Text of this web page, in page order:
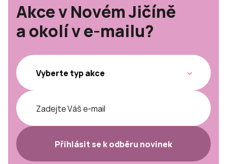
Akce v Novém Jičíně
a okolí v e-mailu?
Přihlásit se k odběru novinek